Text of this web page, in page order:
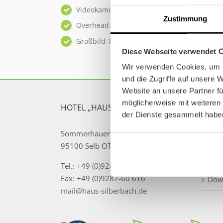
Zustimmung
Diese Webseite verwendet
Wir verwenden Cookies,
und die Zugriffe auf unsere
Website an unsere Partner
möglicherweise mit
der Dienste gesammelt
Videokamera auf DVD
Overhead- und Diaprojektor
Großbild-TV 100 Hz
HOTEL „HAUS SILBERBACH“
Sommerhauer Str. 1-5
95100 Selb OT Silberbach
Tel.: +49 (0)9287-9682-0
Fax: +49 (0)9287-60 616
mail@haus-silberbach.de